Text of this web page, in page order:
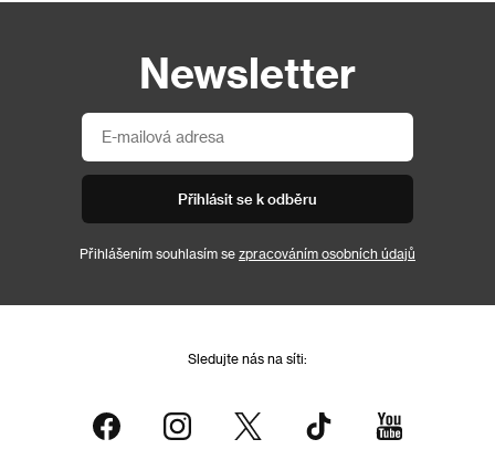
Newsletter
Přihlásit se k odběru
Přihlášením souhlasím se zpracováním osobních údajů
Sledujte nás na síti: